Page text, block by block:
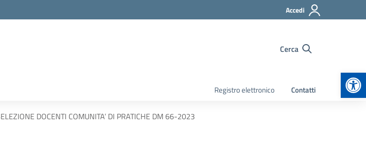
Accedi
Cerca
Registro elettronico Contatti
DOCENTI COMUNITA’ DI PRATICHE DM 66-2023